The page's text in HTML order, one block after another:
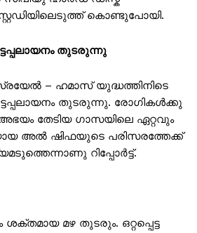
കൊണ്ടുപോയി.
തുടരുന്നു
– ഹമാസ് യുദ്ധത്തിനിടെ
തുടരുന്നു. രോഗികൾക്കു
തേടിയ ഗാസയിലെ ഏറ്റവും
അൽ ഷിഫയുടെ പരിസരത്തേക്ക്
റിപ്പോർട്ട്.
മഴ തുടരും. ഒറ്റപ്പെട്ട